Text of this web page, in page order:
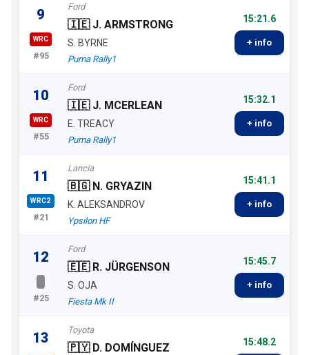
9
WRC
#95
Ford
🇮🇪 J. ARMSTRONG
S. BYRNE
Puma Rally1
15:21.6
+ info
10
WRC
#55
Ford
🇮🇪 J. MCERLEAN
E. TREACY
Puma Rally1
15:32.1
+ info
11
WRC2
#21
Lancia
🇧🇬 N. GRYAZIN
K. ALEKSANDROV
Ypsilon HF
15:41.1
+ info
12
#25
Ford
🇪🇪 R. JÜRGENSON
S. OJA
Fiesta Mk II
15:45.7
+ info
13 Toyota
🇵🇾 D. DOMÍNGUEZ 15:48.2